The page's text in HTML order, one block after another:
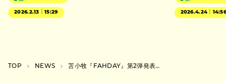
2026.2.13｜15:29 2026.4.24｜
TOP NEWS 苫小牧『FAHDAY』第2弾発表で踊ってばかりの国ら、NOT WONK加藤発案イベント